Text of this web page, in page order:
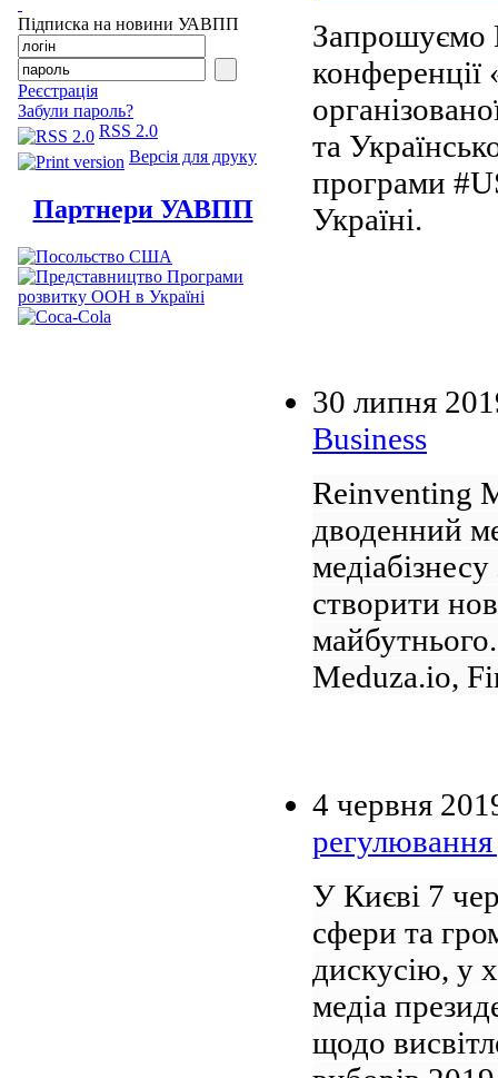
Підписка на новини УАВПП
Реєстрація
Забули пароль?
RSS 2.0
Версія для друку
Партнери УАВПП
Запрошуємо
конференції
та
програми
Україні.
30 липня
Business
Reinventing
дводенний
створити
Meduza.io,
4 червня
регулювання
У Києві 7
сфери та
дискусію, у
медіа
щодо